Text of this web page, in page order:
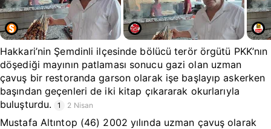
Hakkari’nin Şemdinli ilçesinde bölücü terör örgütü PKK’nın
döşediği mayının patlaması sonucu gazi olan uzman
çavuş bir restoranda garson olarak işe başlayıp askerken
başından geçenleri de iki kitap çıkararak okurlarıyla
buluşturdu.
1 2 Nisan
Mustafa Altıntop (46) 2002 yılında uzman çavuş olarak